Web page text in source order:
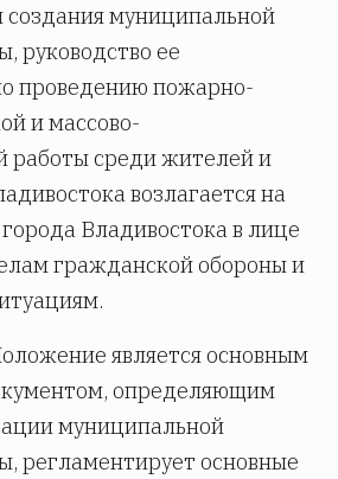
создания муниципальной
руководство ее
проведению пожарно-
и массово-
работы среди жителей и
возлагается на
Владивостока в лице
гражданской обороны и
является основным
определяющим
муниципальной
регламентирует основные